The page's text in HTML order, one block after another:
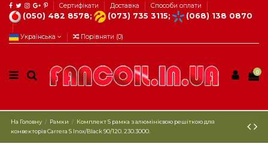
Сертифікати Доставка Способи оплати
(050) 482 8578; (073) 735 3115; (068) 138 0870
Українська Порівняти (0)
0
На Головну Рамки
Комплект S рамка з алюмінієвою решіткою для
конвекторів Carrera S Inox/Black 90/120. 230.3000.